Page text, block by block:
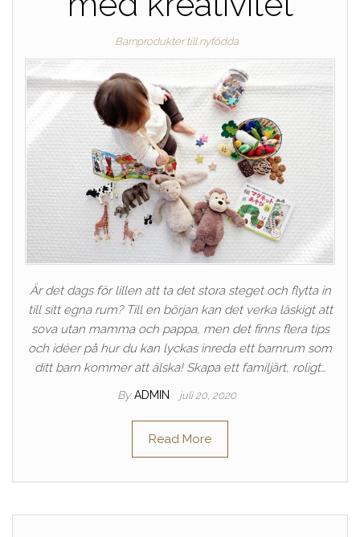
Barnprodukter till nyfödda
Är det dags för lillen att ta det stora steget och flytta in
till sitt egna rum? Till en början kan det verka läskigt att
sova utan mamma och pappa, men det finns flera tips
och idéer på hur du kan lyckas inreda ett barnrum som
ditt barn kommer att älska! Skapa ett familjärt, roligt…
By ADMIN juli 20, 2020
Read More